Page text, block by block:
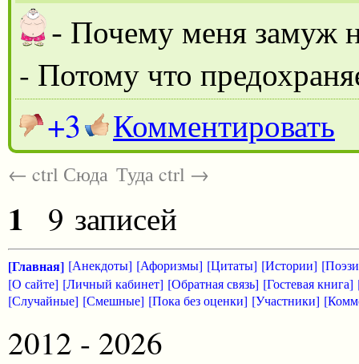
- Почему меня замуж
- Потому что
+3 Комментировать
← ctrl Сюда Туда ctrl →
1 9 записей
[Главная] [Анекдоты] [Афоризмы] [Цитаты] [Истории]
[О сайте] [Личный кабинет] [Обратная связь] [Гостевая книга]
[Случайные] [Смешные] [Пока без оценки] [Участники]
2012 - 2026